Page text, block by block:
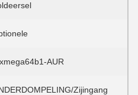
AUR
Zijingang